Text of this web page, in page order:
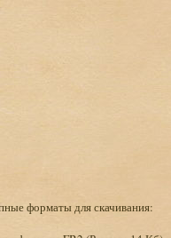
форматы для скачивания: